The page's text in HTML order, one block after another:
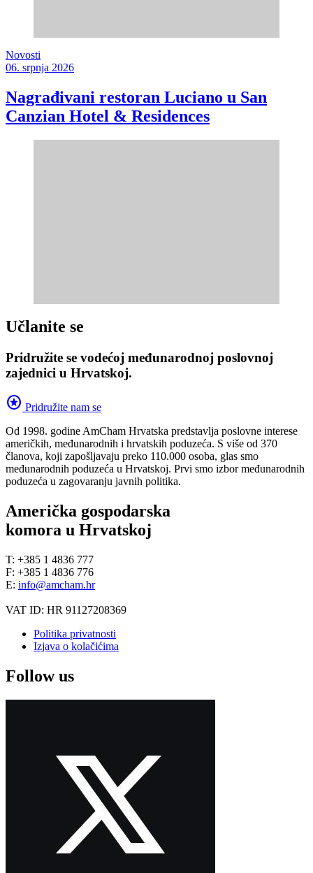
Novosti
06. srpnja 2026
Nagrađivani restoran Luciano u San
Canzian Hotel & Residences
Učlanite se
Pridružite se vodećoj međunarodnoj poslovnoj
zajednici u Hrvatskoj.
stars Pridružite nam se
Od 1998. godine AmCham Hrvatska predstavlja poslovne interese
američkih, međunarodnih i hrvatskih poduzeća. S više od 370
članova, koji zapošljavaju preko 110.000 osoba, glas smo
međunarodnih poduzeća u Hrvatskoj. Prvi smo izbor međunarodnih
poduzeća u zagovaranju javnih politika.
Američka gospodarska
komora u Hrvatskoj
T: +385 1 4836 777
F: +385 1 4836 776
E: info@amcham.hr
VAT ID: HR 91127208369
Politika privatnosti
Izjava o kolačićima
Follow us